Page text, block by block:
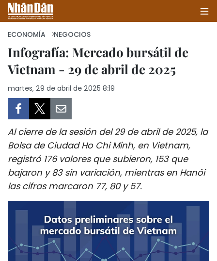
INICIO
POLÍTICA
SOCIEDAD
SALUD - MEDIO AMBIENTE
CULTURA - ENTRETENIMIENTO
DEPORTES
VIAJES
ECONOMÍA NEGOCIOS
Infografía: Mercado bursátil de
Vietnam - 29 de abril de 2025
martes, 29 de abril de 2025 8:19
Al cierre de la sesión del 29 de abril de 2025, la
Bolsa de Ciudad Ho Chi Minh, en Vietnam,
registró 176 valores que subieron, 153 que
bajaron y 83 sin variación, mientras en Hanói
las cifras marcaron 77, 80 y 57.